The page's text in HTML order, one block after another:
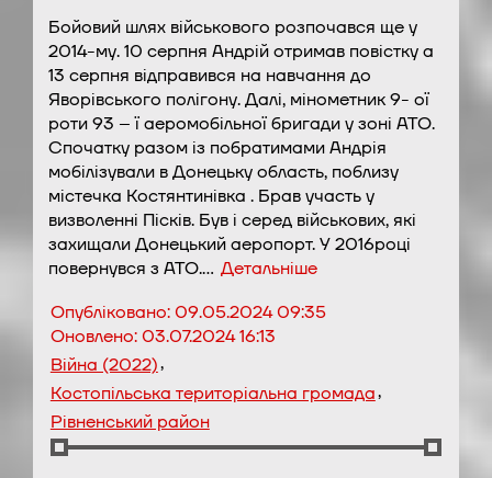
Бойовий шлях військового розпочався ще у
2014-му. 10 серпня Андрій отримав повістку а
13 серпня відправився на навчання до
Яворівського полігону. Далі, мінометник 9- ої
роти 93 – ї аеромобільної бригади у зоні АТО.
Спочатку разом із побратимами Андрія
мобілізували в Донецьку область, поблизу
містечка Костянтинівка . Брав участь у
визволенні Пісків. Був і серед військових, які
захищали Донецький аеропорт. У 2016році
повернувся з АТО.… Детальніше
Опубліковано:09.05.2024 09:35
Оновлено:03.07.2024 16:13
Війна (2022),
Костопільська територіальна громада,
Рівненський район